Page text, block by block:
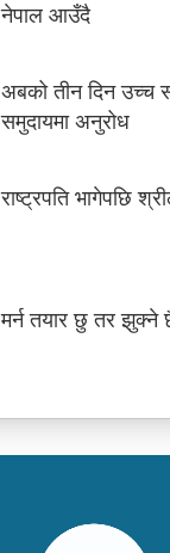
नेपाल आउँदै
अबको तीन दिन उच्च
समुदायमा अनुरोध
राष्ट्रपति भागेपछि
मर्न तयार छु तर